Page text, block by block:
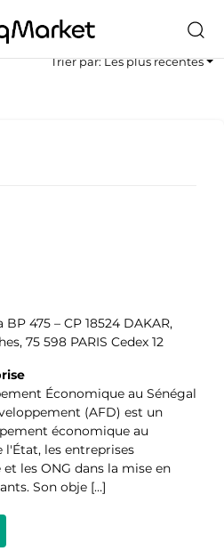
Trier par: Les plus récentes
475 – CP 18524 DAKAR,
75 598 PARIS Cedex 12
Économique au Sénégal
(AFD) est un
économique au
l'État, les entreprises
les ONG dans la mise en
Son obje […]